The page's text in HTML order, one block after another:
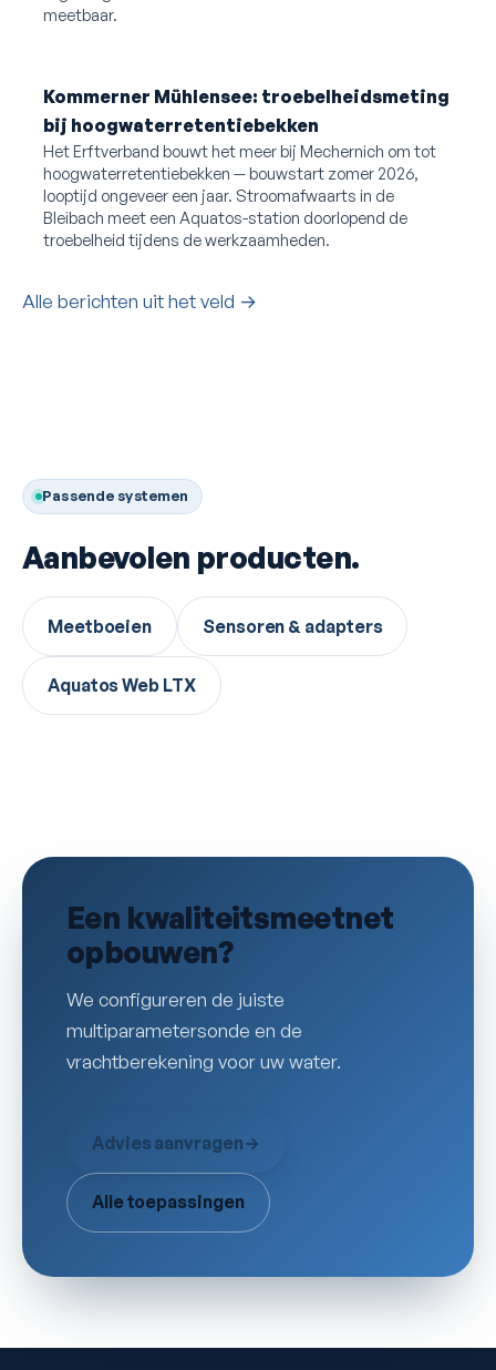
meetbaar.
Kommerner Mühlensee: troebelheidsmeting
bij hoogwaterretentiebekken
Het Erftverband bouwt het meer bij Mechernich om tot
hoogwaterretentiebekken — bouwstart zomer 2026,
looptijd ongeveer een jaar. Stroomafwaarts in de
Bleibach meet een Aquatos-station doorlopend de
troebelheid tijdens de werkzaamheden.
Alle berichten uit het veld →
Passende systemen
Aanbevolen producten.
Meetboeien Sensoren & adapters
Aquatos Web LTX
Een kwaliteitsmeetnet
opbouwen?
We configureren de juiste
multiparametersonde en de
vrachtberekening voor uw water.
Advies aanvragen→
Alle toepassingen